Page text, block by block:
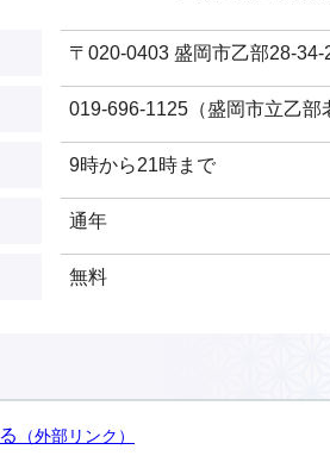
〒020-0403 盛岡市乙部28-34-
019-696-1125（盛岡市立乙部
9時から21時まで
通年
無料
（外部リンク）